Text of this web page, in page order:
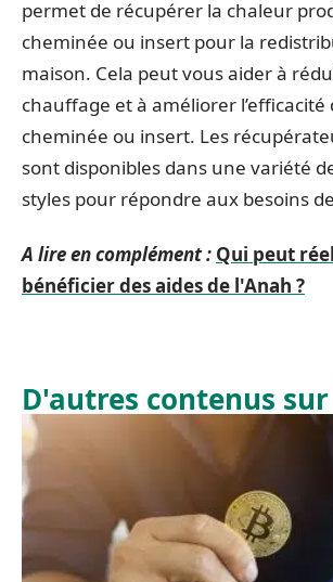
permet de récupérer la chaleur
cheminée ou insert pour la
maison. Cela peut vous aider à
chauffage et à améliorer l’efficacité
cheminée ou insert. Les
sont disponibles dans une variété
styles pour répondre aux besoins
A lire en complément : Qui peut
bénéficier des aides de l'Anah ?
D'autres contenus